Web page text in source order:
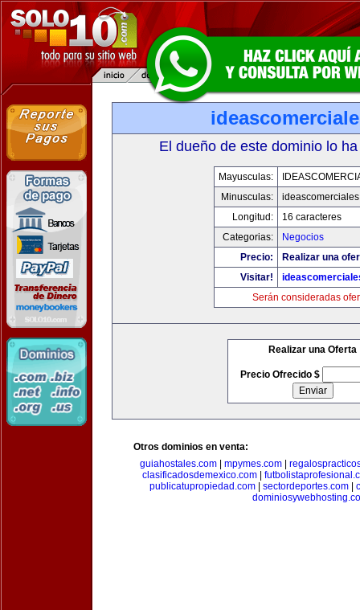
El dueño de este dominio lo
Mayusculas:
Minusculas:
Longitud:
16 caracteres
Categorias:
Negocios
Precio:
Realizar una
Visitar!
Serán consideradas
Realizar una Oferta
Precio Ofrecido $
Otros dominios en venta:
guiahostales.com| mpymes.com|
clasificadosdemexico.com|
publicatupropiedad.com
sectordeportes.com